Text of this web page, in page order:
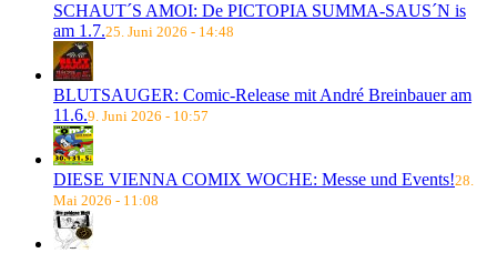
SCHAUT´S AMOI: De PICTOPIA SUMMA-SAUS´N is
am 1.7.25. Juni 2026 - 14:48
BLUTSAUGER: Comic-Release mit André Breinbauer am
11.6.9. Juni 2026 - 10:57
DIESE VIENNA COMIX WOCHE: Messe und Events!28.
Mai 2026 - 11:08